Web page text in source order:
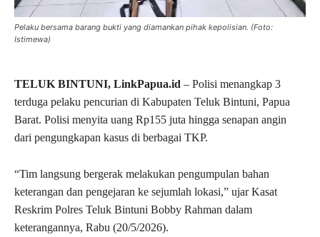
Pelaku bersama barang bukti yang diamankan pihak kepolisian. (Foto:
Istimewa)
TELUK BINTUNI, LinkPapua.id – Polisi menangkap 3
terduga pelaku pencurian di Kabupaten Teluk Bintuni, Papua
Barat. Polisi menyita uang Rp155 juta hingga senapan angin
dari pengungkapan kasus di berbagai TKP.
“Tim langsung bergerak melakukan pengumpulan bahan
keterangan dan pengejaran ke sejumlah lokasi,” ujar Kasat
Reskrim Polres Teluk Bintuni Bobby Rahman dalam
keterangannya, Rabu (20/5/2026).